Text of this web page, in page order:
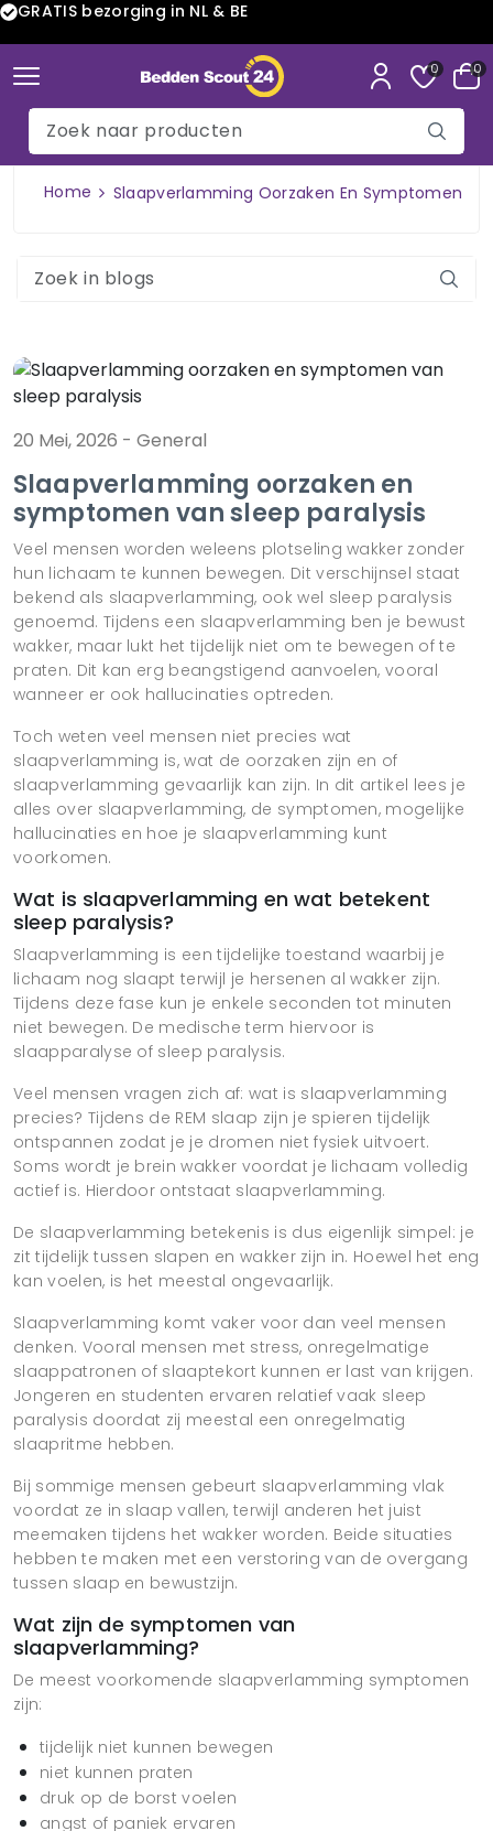
GRATIS bezorging in NL & BE
0 0
Home Slaapverlamming Oorzaken En Symptomen
20 Mei, 2026 - General
Slaapverlamming oorzaken en
symptomen van sleep paralysis
Veel mensen worden weleens plotseling wakker zonder
hun lichaam te kunnen bewegen. Dit verschijnsel staat
bekend als slaapverlamming, ook wel sleep paralysis
genoemd. Tijdens een slaapverlamming ben je bewust
wakker, maar lukt het tijdelijk niet om te bewegen of te
praten. Dit kan erg beangstigend aanvoelen, vooral
wanneer er ook hallucinaties optreden.
Toch weten veel mensen niet precies wat
slaapverlamming is, wat de oorzaken zijn en of
slaapverlamming gevaarlijk kan zijn. In dit artikel lees je
alles over slaapverlamming, de symptomen, mogelijke
hallucinaties en hoe je slaapverlamming kunt
voorkomen.
Wat is slaapverlamming en wat betekent
sleep paralysis?
Slaapverlamming is een tijdelijke toestand waarbij je
lichaam nog slaapt terwijl je hersenen al wakker zijn.
Tijdens deze fase kun je enkele seconden tot minuten
niet bewegen. De medische term hiervoor is
slaapparalyse of sleep paralysis.
Veel mensen vragen zich af: wat is slaapverlamming
precies? Tijdens de REM slaap zijn je spieren tijdelijk
ontspannen zodat je je dromen niet fysiek uitvoert.
Soms wordt je brein wakker voordat je lichaam volledig
actief is. Hierdoor ontstaat slaapverlamming.
De slaapverlamming betekenis is dus eigenlijk simpel: je
zit tijdelijk tussen slapen en wakker zijn in. Hoewel het eng
kan voelen, is het meestal ongevaarlijk.
Slaapverlamming komt vaker voor dan veel mensen
denken. Vooral mensen met stress, onregelmatige
slaappatronen of slaaptekort kunnen er last van krijgen.
Jongeren en studenten ervaren relatief vaak sleep
paralysis doordat zij meestal een onregelmatig
slaapritme hebben.
Bij sommige mensen gebeurt slaapverlamming vlak
voordat ze in slaap vallen, terwijl anderen het juist
meemaken tijdens het wakker worden. Beide situaties
hebben te maken met een verstoring van de overgang
tussen slaap en bewustzijn.
Wat zijn de symptomen van
slaapverlamming?
De meest voorkomende slaapverlamming symptomen
zijn:
tijdelijk niet kunnen bewegen
niet kunnen praten
druk op de borst voelen
angst of paniek ervaren